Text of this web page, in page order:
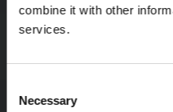
combine it with other
services.
Selection
Necessary